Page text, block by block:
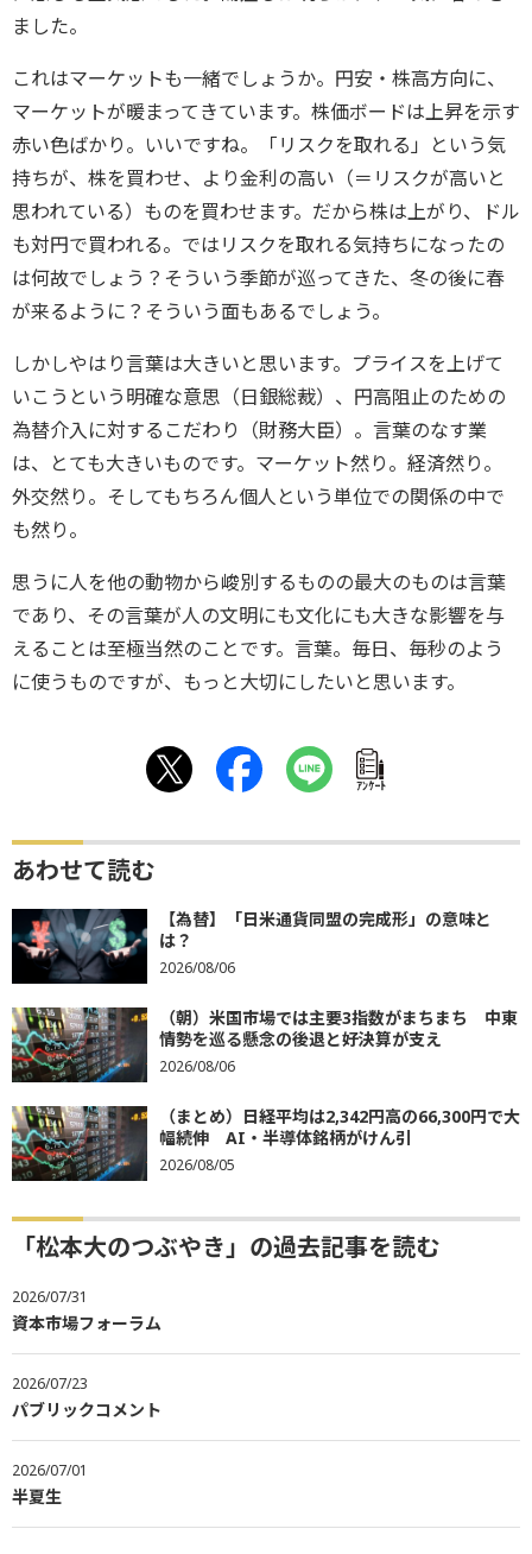
ました。
これはマーケットも一緒でしょうか。円安・株高方向に、
マーケットが暖まってきています。株価ボードは上昇を示す
赤い色ばかり。いいですね。「リスクを取れる」という気
持ちが、株を買わせ、より金利の高い（＝リスクが高いと
思われている）ものを買わせます。だから株は上がり、ドル
も対円で買われる。ではリスクを取れる気持ちになったの
は何故でしょう？そういう季節が巡ってきた、冬の後に春
が来るように？そういう面もあるでしょう。
しかしやはり言葉は大きいと思います。プライスを上げて
いこうという明確な意思（日銀総裁）、円高阻止のための
為替介入に対するこだわり（財務大臣）。言葉のなす業
は、とても大きいものです。マーケット然り。経済然り。
外交然り。そしてもちろん個人という単位での関係の中で
も然り。
思うに人を他の動物から峻別するものの最大のものは言葉
であり、その言葉が人の文明にも文化にも大きな影響を与
えることは至極当然のことです。言葉。毎日、毎秒のよう
に使うものですが、もっと大切にしたいと思います。
ｱﾝｹｰﾄ
あわせて読む
【為替】「日米通貨同盟の完成形」の意味と
は？
2026/08/06
（朝）米国市場では主要3指数がまちまち 中東
情勢を巡る懸念の後退と好決算が支え
2026/08/06
（まとめ）日経平均は2,342円高の66,300円で大
幅続伸 AI・半導体銘柄がけん引
2026/08/05
「松本大のつぶやき」の過去記事を読む
2026/07/31
資本市場フォーラム
2026/07/23
パブリックコメント
2026/07/01
半夏生